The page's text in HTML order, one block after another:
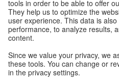
ግላዊነት እና አንዳች እንቅስቃሴ
የግላዊነት ቅንብሮች